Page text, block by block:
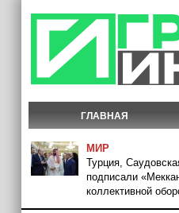
ГЛАВНАЯ
МИР
Турция,
подписали
коллективной